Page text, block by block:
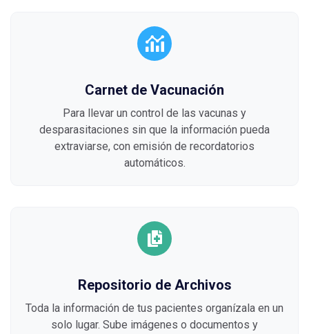
Carnet de Vacunación
Para llevar un control de las vacunas y
desparasitaciones sin que la información pueda
extraviarse, con emisión de recordatorios
automáticos.
Repositorio de Archivos
Toda la información de tus pacientes organízala en un
solo lugar. Sube imágenes o documentos y